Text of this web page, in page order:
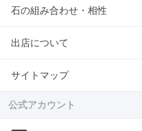
石の組み合わせ・相性
出店について
サイトマップ
公式アカウント